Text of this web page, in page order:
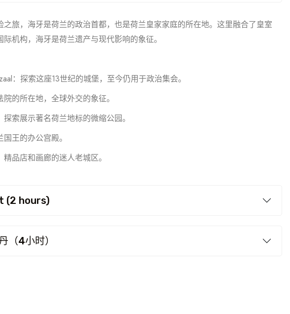
之旅，海牙是荷兰的政治首都，也是荷兰皇家家庭的所在地。这里融合了皇室
机构，海牙是荷兰遗产与现代影响的象征。
：探索这座13世纪的城堡，至今仍用于政治集会。
的所在地，全球外交的象征。
索展示著名荷兰地标的微缩公园。
王的办公宫殿。
品店和画廊的迷人老城区。
(2 hours)
（4小时）